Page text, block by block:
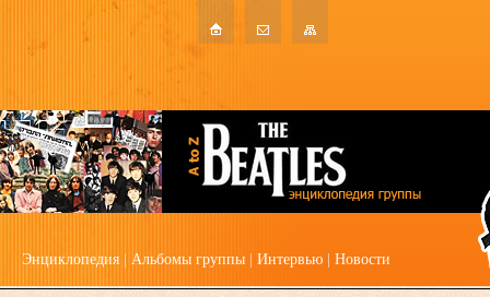
Энциклопедия Альбомы группы Интервью Новости